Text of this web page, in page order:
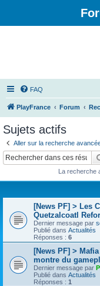
FAQ
PlayFrance Forum
Sujets actifs
Aller sur la recherche
La recherche
[News PF] > Les
Quetzalcoatl
Dernier message par
Publié dans Actualités
Réponses : 6
[News PF] >
montre du
Dernier message par
Publié dans Actualités
Réponses : 1